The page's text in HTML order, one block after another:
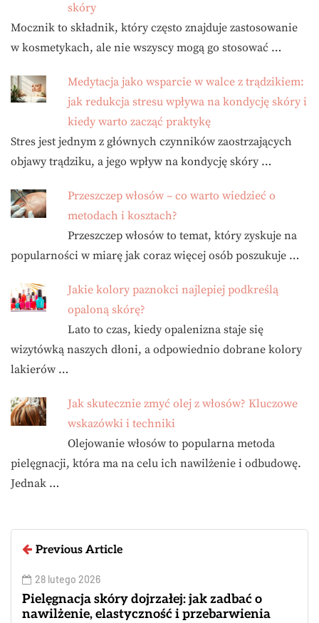
skóry
Mocznik to składnik, który często znajduje zastosowanie
w kosmetykach, ale nie wszyscy mogą go stosować …
Medytacja jako wsparcie w walce z trądzikiem:
jak redukcja stresu wpływa na kondycję skóry i
kiedy warto zacząć praktykę
Stres jest jednym z głównych czynników zaostrzających
objawy trądziku, a jego wpływ na kondycję skóry …
Przeszczep włosów – co warto wiedzieć o
metodach i kosztach?
Przeszczep włosów to temat, który zyskuje na
popularności w miarę jak coraz więcej osób poszukuje …
Jakie kolory paznokci najlepiej podkreślą
opaloną skórę?
Lato to czas, kiedy opalenizna staje się
wizytówką naszych dłoni, a odpowiednio dobrane kolory
lakierów …
Jak skutecznie zmyć olej z włosów? Kluczowe
wskazówki i techniki
Olejowanie włosów to popularna metoda
pielęgnacji, która ma na celu ich nawilżenie i odbudowę.
Jednak …
Previous Article
28 lutego 2026
Pielęgnacja skóry dojrzałej: jak zadbać o
nawilżenie, elastyczność i przebarwienia